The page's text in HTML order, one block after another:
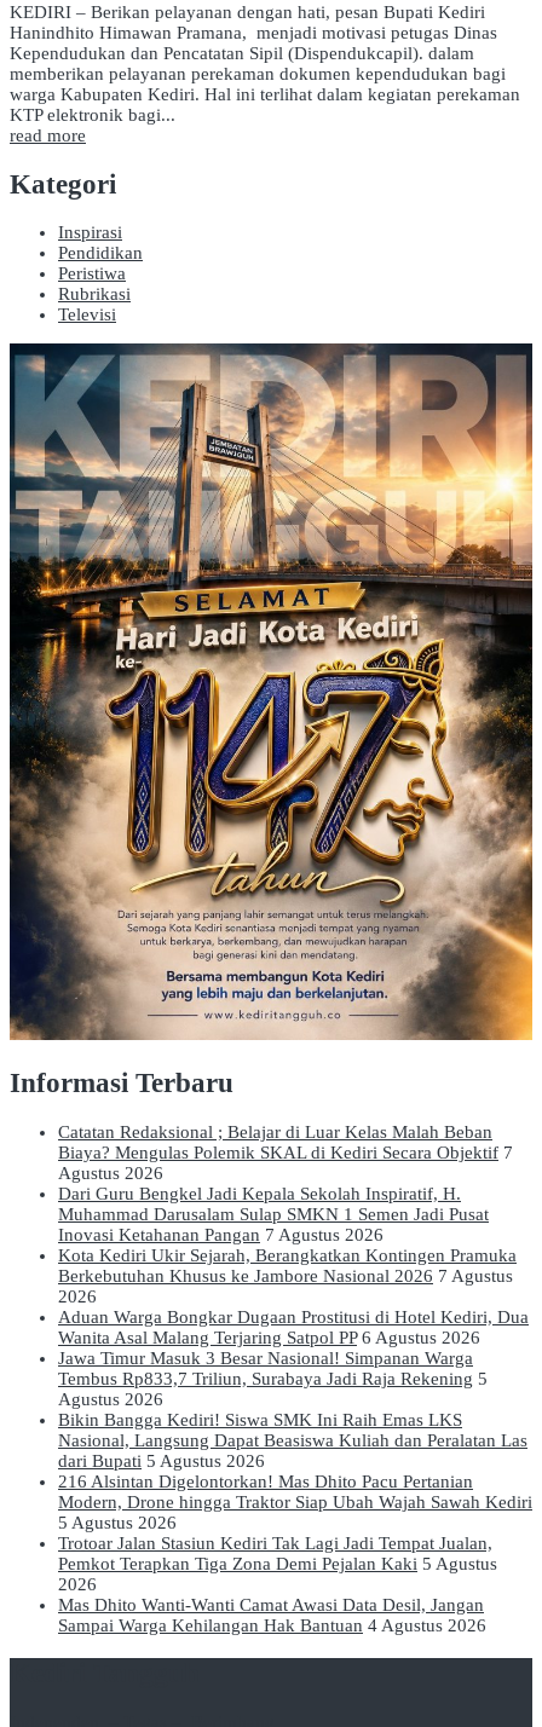
KEDIRI – Berikan pelayanan dengan hati, pesan Bupati Kediri
Hanindhito Himawan Pramana, menjadi motivasi petugas Dinas
Kependudukan dan Pencatatan Sipil (Dispendukcapil). dalam
memberikan pelayanan perekaman dokumen kependudukan bagi
warga Kabupaten Kediri. Hal ini terlihat dalam kegiatan perekaman
KTP elektronik bagi...
read more
Kategori
Inspirasi
Pendidikan
Peristiwa
Rubrikasi
Televisi
Informasi Terbaru
Catatan Redaksional ; Belajar di Luar Kelas Malah Beban
Biaya? Mengulas Polemik SKAL di Kediri Secara Objektif 7
Agustus 2026
Dari Guru Bengkel Jadi Kepala Sekolah Inspiratif, H.
Muhammad Darusalam Sulap SMKN 1 Semen Jadi Pusat
Inovasi Ketahanan Pangan 7 Agustus 2026
Kota Kediri Ukir Sejarah, Berangkatkan Kontingen Pramuka
Berkebutuhan Khusus ke Jambore Nasional 2026 7 Agustus
2026
Aduan Warga Bongkar Dugaan Prostitusi di Hotel Kediri, Dua
Wanita Asal Malang Terjaring Satpol PP 6 Agustus 2026
Jawa Timur Masuk 3 Besar Nasional! Simpanan Warga
Tembus Rp833,7 Triliun, Surabaya Jadi Raja Rekening 5
Agustus 2026
Bikin Bangga Kediri! Siswa SMK Ini Raih Emas LKS
Nasional, Langsung Dapat Beasiswa Kuliah dan Peralatan Las
dari Bupati 5 Agustus 2026
216 Alsintan Digelontorkan! Mas Dhito Pacu Pertanian
Modern, Drone hingga Traktor Siap Ubah Wajah Sawah Kediri
5 Agustus 2026
Trotoar Jalan Stasiun Kediri Tak Lagi Jadi Tempat Jualan,
Pemkot Terapkan Tiga Zona Demi Pejalan Kaki 5 Agustus
2026
Mas Dhito Wanti-Wanti Camat Awasi Data Desil, Jangan
Sampai Warga Kehilangan Hak Bantuan 4 Agustus 2026